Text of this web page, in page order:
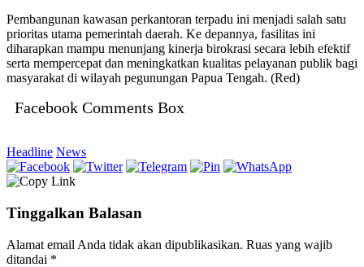
Pembangunan kawasan perkantoran terpadu ini menjadi salah satu
prioritas utama pemerintah daerah. Ke depannya, fasilitas ini
diharapkan mampu menunjang kinerja birokrasi secara lebih efektif
serta mempercepat dan meningkatkan kualitas pelayanan publik bagi
masyarakat di wilayah pegunungan Papua Tengah. (Red)
Facebook Comments Box
Headline News
Tinggalkan Balasan
Alamat email Anda tidak akan dipublikasikan. Ruas yang wajib
ditandai *